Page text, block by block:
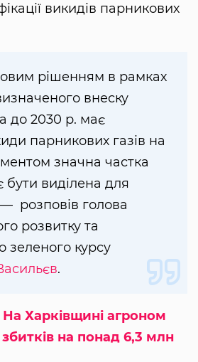
викидів парникових
рішенням в рамках
внеску
до 2030 р. має
парникових газів на
значна частка
бути виділена для
розповів голова
розвитку та
зеленого курсу
.
На Харківщині агроном
на понад 6,3 млн